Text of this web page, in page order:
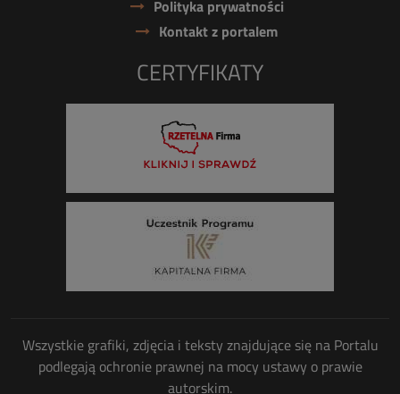
Polityka prywatności
Kontakt z portalem
CERTYFIKATY
Wszystkie grafiki, zdjęcia i teksty znajdujące się na Portalu
podlegają ochronie prawnej na mocy ustawy o prawie
autorskim.